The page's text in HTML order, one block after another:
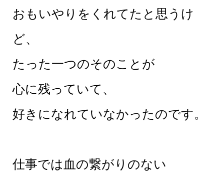
おもいやりをくれてたと思うけ
ど、
たった一つのそのことが
心に残っていて、
好きになれていなかったのです。
仕事では血の繋がりのない